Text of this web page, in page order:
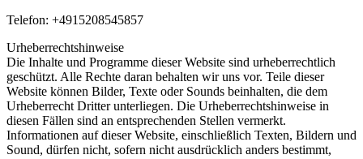
Telefon: +4915208545857
Urheberrechtshinweise
Die Inhalte und Programme dieser Website sind urheberrechtlich
geschützt. Alle Rechte daran behalten wir uns vor. Teile dieser
Website können Bilder, Texte oder Sounds beinhalten, die dem
Urheberrecht Dritter unterliegen. Die Urheberrechtshinweise in
diesen Fällen sind an entsprechenden Stellen vermerkt.
Informationen auf dieser Website, einschließlich Texten, Bildern und
Sound, dürfen nicht, sofern nicht ausdrücklich anders bestimmt,